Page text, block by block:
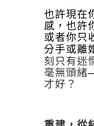
也許現在
感，也許
或者你只
分手或離
刻只有迷
毫無頭緒
才好？